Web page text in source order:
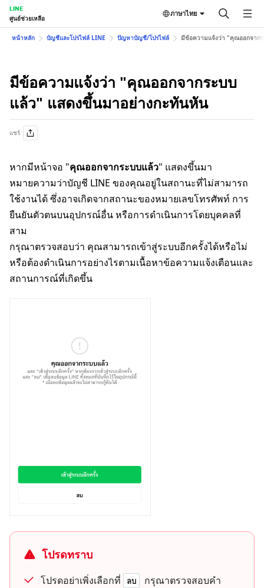
LINE
ศูนย์ช่วยเหลือ
ภาษาไทย
หน้าหลัก บัญชีและโปรไฟล์ LINE ปัญหาบัญชี/โปรไฟล์ มีข้อความแจ้งว่า "คุณออกจาก
มีข้อความแจ้งว่า "คุณออกจากระบบ
แล้ว" แสดงขึ้นมาอย่างกะทันหัน
แชร์
หากมีหน้าจอ "คุณออกจากระบบแล้ว" แสดงขึ้นมา
หมายความว่าบัญชี LINE ของคุณอยู่ในสถานะที่ไม่สามารถ
ใช้งานได้ ซึ่งอาจเกิดจากสถานะของหมายเลขโทรศัพท์ การ
ยืนยันตัวตนบนอุปกรณ์อื่น หรือการดำเนินการโดยบุคคลที่
สาม
กรุณาตรวจสอบว่า คุณสามารถเข้าสู่ระบบอีกครั้งได้หรือไม่
หรือต้องดำเนินการอย่างไรตามเนื้อหาข้อความแจ้งเตือนและ
สถานการณ์ที่เกิดขึ้น
โปรดทราบ
โปรดอย่าเพิ่งเลือกที่ ลบ
กรุณาตรวจสอบคำ